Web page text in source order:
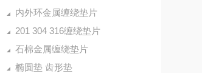
内外环金属缠绕垫片
201 304 316缠绕垫片
石棉金属缠绕垫片
椭圆垫 齿形垫